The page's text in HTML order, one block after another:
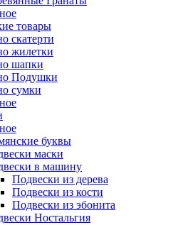
товары
скатерти
жилетки
шапки
Подушки
сумки
буквы
маски
в машину
Подвески из дерева
Подвески из кости
Подвески из эбонита
Ностальгия